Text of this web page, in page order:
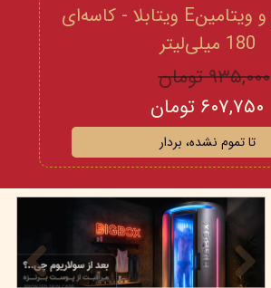
کرم آووکادو و ویتامینE ویتابلا - کاسه‌ای
180 میلی‌لیتر
۹۳۵,۰۰۰ تومان
۶۰۷,۷۵۰ تومان
تا تموم نشده، بردار